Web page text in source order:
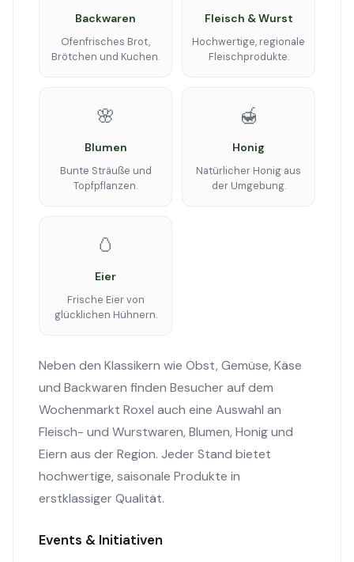
Backwaren
Ofenfrisches Brot,
Brötchen und Kuchen.
Fleisch & Wurst
Hochwertige, regionale
Fleischprodukte.
🌸
Blumen
Bunte Sträuße und
Topfpflanzen.
🍯
Honig
Natürlicher Honig aus
der Umgebung.
🥚
Eier
Frische Eier von
glücklichen Hühnern.
Neben den Klassikern wie Obst, Gemüse, Käse
und Backwaren finden Besucher auf dem
Wochenmarkt Roxel auch eine Auswahl an
Fleisch- und Wurstwaren, Blumen, Honig und
Eiern aus der Region. Jeder Stand bietet
hochwertige, saisonale Produkte in
erstklassiger Qualität.
Events & Initiativen